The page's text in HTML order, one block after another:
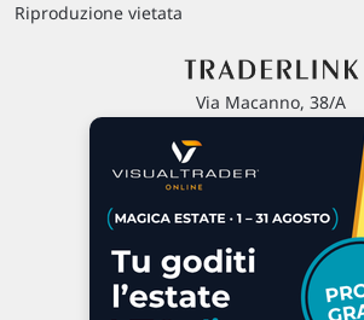
Riproduzione vietata
Via Macanno, 38/A
P.IVA 02 452 460 401
Chi siamo
Commenti e segnalazioni
Contattaci